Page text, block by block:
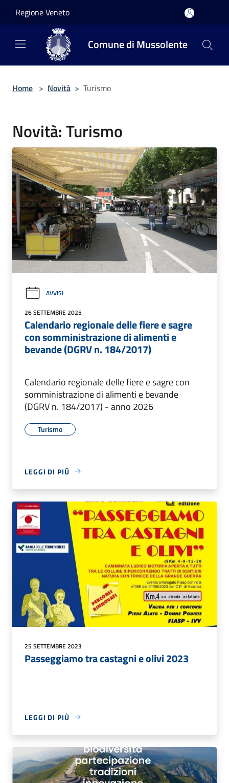
Regione Veneto
Comune di Mussolente
Home > Novità > Turismo
Novità: Turismo
AVVISI
26 SETTEMBRE 2025
Calendario regionale delle fiere e sagre
con somministrazione di alimenti e
bevande (DGRV n. 184/2017)
Calendario regionale delle fiere e sagre con
somministrazione di alimenti e bevande
(DGRV n. 184/2017) - anno 2026
Turismo
LEGGI DI PIÙ
25 SETTEMBRE 2023
Passeggiamo tra castagni e olivi 2023
LEGGI DI PIÙ